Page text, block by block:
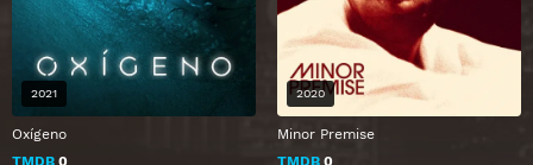
Oxígeno
2021
Minor Premise
2020